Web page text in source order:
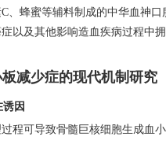
、蜂蜜等辅料制成的中华血神
以及其他影响造血疾病过程中
减少症的现代机制研究
因
程可导致骨髓巨核细胞生成血